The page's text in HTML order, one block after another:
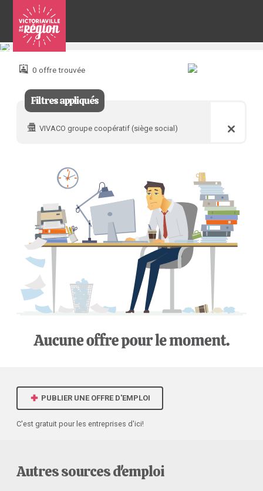
Pour
joindre 0 offre trouvée
Filtres appliqués
VIVACO groupe coopératif (siège social)
PUBLIER UNE OFFRE D'EMPLOI
C'est gratuit pour les entreprises d'ici!
Autres sources d'emploi